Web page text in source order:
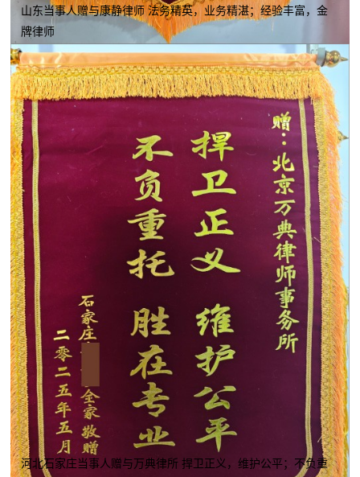
山东当事人赠与康静律师 法务精英，业务精湛；经验丰富，金
牌律师
河北石家庄当事人赠与万典律所 捍卫正义，维护公平；不负重